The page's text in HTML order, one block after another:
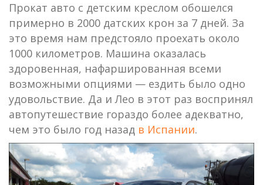
Прокат авто с детским креслом обошелся
примерно в 2000 датских крон за 7 дней. За
это время нам предстояло проехать около
1000 километров. Машина оказалась
здоровенная, нафаршированная всеми
возможными опциями — ездить было одно
удовольствие. Да и Лео в этот раз воспринял
автопутешествие гораздо более адекватно,
чем это было год назад в Испании.